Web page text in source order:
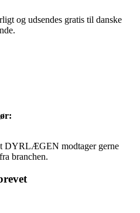
og udsendes gratis til danske
DYRLÆGEN modtager gerne
branchen.